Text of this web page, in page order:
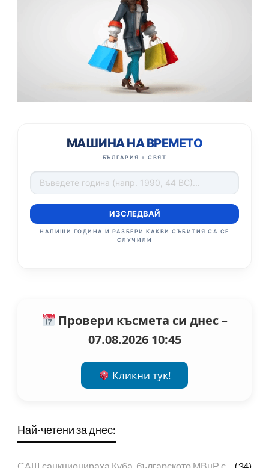
МАШИНА НА ВРЕМЕТО
БЪЛГАРИЯ + СВЯТ
ИЗСЛЕДВАЙ
НАПИШИ ГОДИНА И РАЗБЕРИ КАКВИ СЪБИТИЯ СА СЕ
СЛУЧИЛИ
Провери късмета си днес –
07.08.2026 10:45
Кликни тук!
Най-четени за днес: